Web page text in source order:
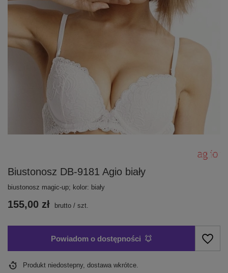
Biustonosz DB-9181 Agio biały
biustonosz magic-up; kolor: biały
155,00 zł brutto / szt.
Powiadom o dostępności
Produkt niedostepny, dostawa wkrótce